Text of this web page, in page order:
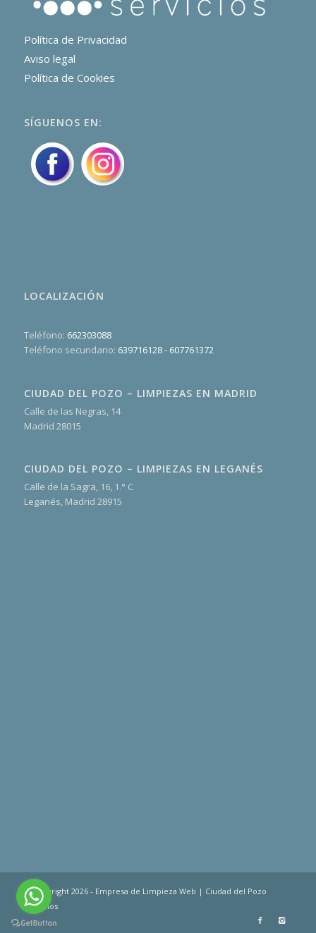
Política de Privacidad
Aviso legal
Política de Cookies
SÍGUENOS EN:
LOCALIZACIÓN
Teléfono: 662303088
Teléfono secundario: 639716128 - 607761372
CIUDAD DEL POZO – LIMPIEZAS EN MADRID
Calle de las Negras, 14
Madrid 28015
CIUDAD DEL POZO – LIMPIEZAS EN LEGANÉS
Calle de la Sagra, 16, 1.° C
Leganés, Madrid 28915
© Copyright 2026 - Empresa de Limpieza Web | Ciudad del Pozo
Servicios